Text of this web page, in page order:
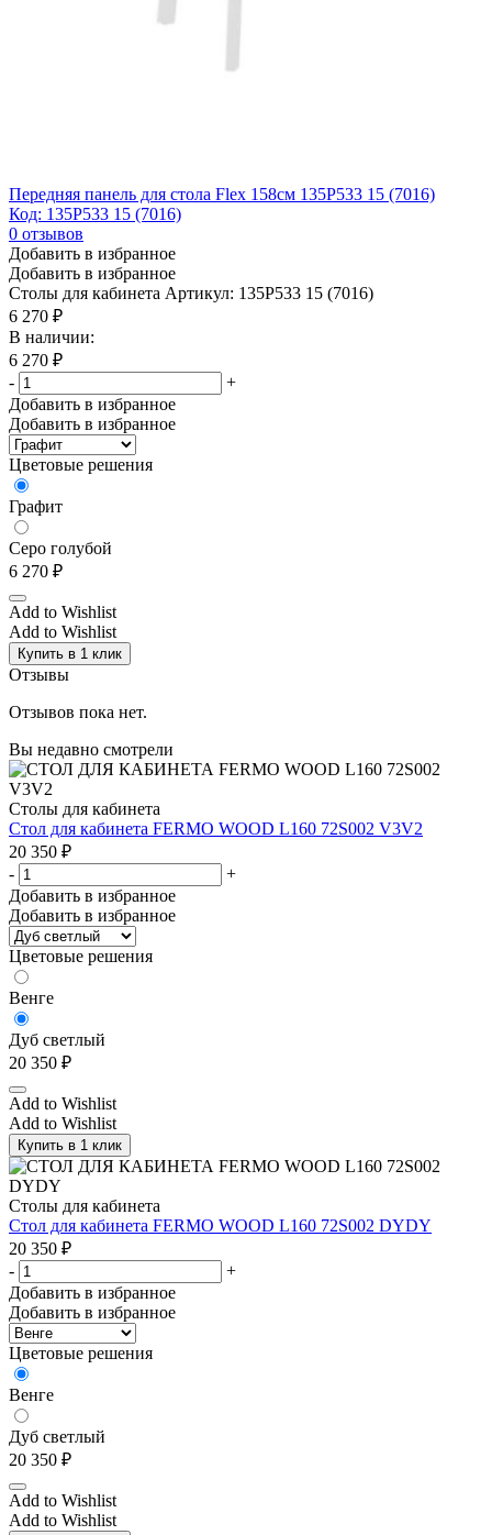
Передняя панель для стола Flex 158см 135P533 15 (7016)
Код: 135P533 15 (7016)
0 отзывов
Добавить в избранное
Добавить в избранное
Столы для кабинета Артикул: 135P533 15 (7016)
6 270 ₽
В наличии:
6 270 ₽
-
+
Добавить в избранное
Добавить в избранное
Цветовые решения
Графит
Серо голубой
6 270 ₽
Add to Wishlist
Add to Wishlist
Купить в 1 клик
Отзывы
Отзывов пока нет.
Вы недавно смотрели
Столы для кабинета
Стол для кабинета FERMO WOOD L160 72S002 V3V2
20 350 ₽
-
+
Добавить в избранное
Добавить в избранное
Цветовые решения
Венге
Дуб светлый
20 350 ₽
Add to Wishlist
Add to Wishlist
Купить в 1 клик
Столы для кабинета
Стол для кабинета FERMO WOOD L160 72S002 DYDY
20 350 ₽
-
+
Добавить в избранное
Добавить в избранное
Цветовые решения
Венге
Дуб светлый
20 350 ₽
Add to Wishlist
Add to Wishlist